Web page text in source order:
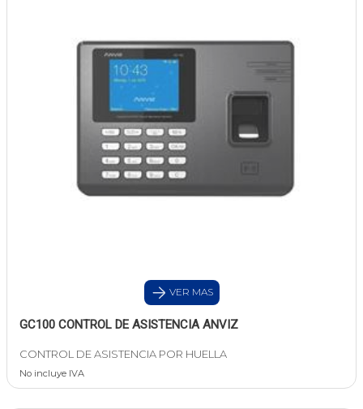
VER MAS
GC100 CONTROL DE ASISTENCIA ANVIZ
CONTROL DE ASISTENCIA POR HUELLA
No incluye IVA